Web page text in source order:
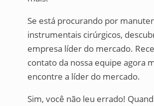
Se está procurando por
instrumentais cirúrgicos,
empresa líder do mercado.
contato da nossa equipe agora
encontre a líder do mercado.
Sim, você não leu errado!